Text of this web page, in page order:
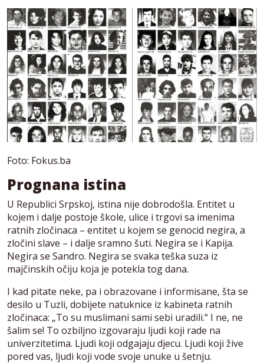
Foto: Fokus.ba
Prognana istina
U Republici Srpskoj, istina nije dobrodošla. Entitet u
kojem i dalje postoje škole, ulice i trgovi sa imenima
ratnih zločinaca – entitet u kojem se genocid negira, a
zločini slave – i dalje sramno šuti. Negira se i Kapija.
Negira se Sandro. Negira se svaka teška suza iz
majčinskih očiju koja je potekla tog dana.
I kad pitate neke, pa i obrazovane i informisane, šta se
desilo u Tuzli, dobijete natuknice iz kabineta ratnih
zločinaca: „To su muslimani sami sebi uradili.“ I ne, ne
šalim se! To ozbiljno izgovaraju ljudi koji rade na
univerzitetima. Ljudi koji odgajaju djecu. Ljudi koji žive
pored vas, ljudi koji vode svoje unuke u šetnju.